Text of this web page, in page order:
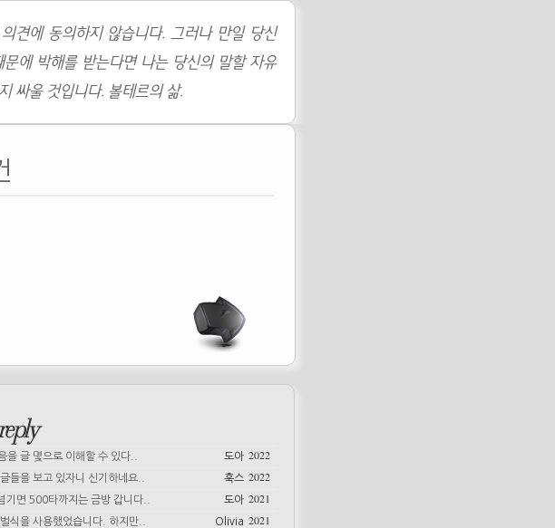
견에 동의하지 않습니다. 그러나 만일 당신
문에 박해를 받는다면 나는 당신의 말할 자유
싸울 것입니다. 볼테르의 삶.
을 글 몇으로 이해할 수 있다.. 2022
도아
들을 보고 있자니 신기하네요..
2022
훅스
기면 500타까지는 금방 갑니다..
2021
도아
식을 사용했었습니다. 하지만..
2021
Olivia